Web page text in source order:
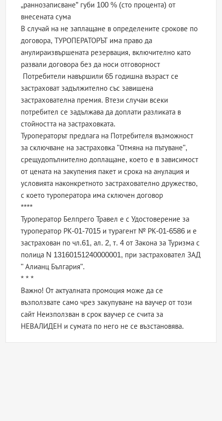
„раннозаписване” губи 100 % (сто процента) от
внесената сума
В случай на не заплащане в определените срокове по
договора, ТУРОПЕРАТОРЪТ има право да
анулираизвършената резервация, включително като
развали договора без да носи отговорност
Потребители навършили 65 годишна възраст се
застраховат задължително със завишена
застрахователна премия. Втези случаи всеки
потребител се задължава да доплати разликата в
стойността на застраховката.
Туроператорът предлага на Потребителя възможност
за сключване на застраховка "Отмяна на пътуване",
срещудопълнително доплащане, което е в зависимост
от цената на закупения пакет и срока на анулация и
условията наконкретното застрахователно дружество,
с което туроператора има сключен договор
****
Туроператор Белпрего Травел е с Удостоверение за
туроператор РК-01-7015 и турагент № РК-01-6586 и е
застрахован по чл.61, ал. 2, т. 4 от Закона за Туризма с
полица N 13160151240000001, при застраховател ЗАД
" Алианц България".
* * *
Важно! От актуалната промоция може да се
възползвате само чрез закупуване на ваучер от този
сайт Неизползван в срок ваучер се счита за
НЕВАЛИДЕН и сумата по него не се възстановява.